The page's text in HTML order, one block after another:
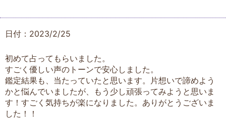
日付：2023/2/25
初めて占ってもらいました。
すごく優しい声のトーンで安心しました。
鑑定結果も、当たっていたと思います。片想いで諦めよう
かと悩んでいましたが、もう少し頑張ってみようと思いま
す！すごく気持ちが楽になりました。ありがとうございま
した！！